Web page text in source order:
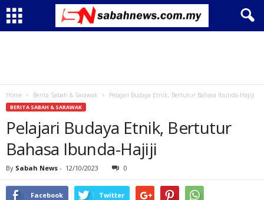
Home Berita Sabah & Sarawak Pelajari Budaya Etnik, Bertutur Bahasa Ibunda-Hajiji
BERITA SABAH & SARAWAK
Pelajari Budaya Etnik, Bertutur
Bahasa Ibunda-Hajiji
By Sabah News - 12/10/2023 0
Facebook Twitter